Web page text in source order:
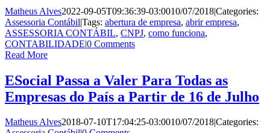
Matheus Alves2022-09-05T09:36:39-03:0010/07/2018|Categories:
Assessoria Contábil|Tags: abertura de empresa, abrir empresa,
ASSESSORIA CONTÁBIL, CNPJ, como funciona,
CONTABILIDADE|0 Comments
Read More
ESocial Passa a Valer Para Todas as
Empresas do País a Partir de 16 de Julho
Matheus Alves2018-07-10T17:04:25-03:0010/07/2018Categories: